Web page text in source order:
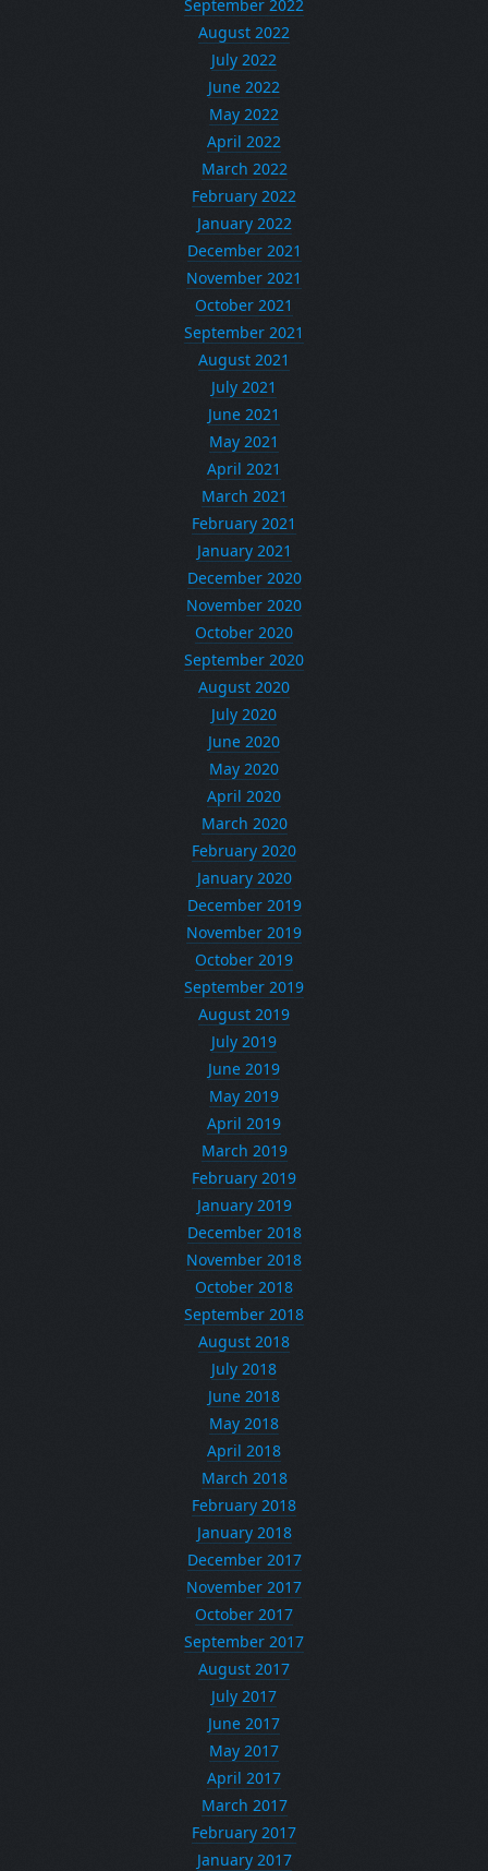
September 2022
August 2022
July 2022
June 2022
May 2022
April 2022
March 2022
February 2022
January 2022
December 2021
November 2021
October 2021
September 2021
August 2021
July 2021
June 2021
May 2021
April 2021
March 2021
February 2021
January 2021
December 2020
November 2020
October 2020
September 2020
August 2020
July 2020
June 2020
May 2020
April 2020
March 2020
February 2020
January 2020
December 2019
November 2019
October 2019
September 2019
August 2019
July 2019
June 2019
May 2019
April 2019
March 2019
February 2019
January 2019
December 2018
November 2018
October 2018
September 2018
August 2018
July 2018
June 2018
May 2018
April 2018
March 2018
February 2018
January 2018
December 2017
November 2017
October 2017
September 2017
August 2017
July 2017
June 2017
May 2017
April 2017
March 2017
February 2017
January 2017